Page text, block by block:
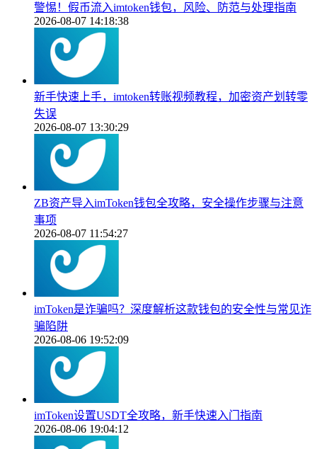
警惕！假币流入imtoken钱包，风险、防范与处理指南
2026-08-07 14:18:38
新手快速上手，imtoken转账视频教程，加密资产划转零
失误
2026-08-07 13:30:29
ZB资产导入imToken钱包全攻略，安全操作步骤与注意
事项
2026-08-07 11:54:27
imToken是诈骗吗？深度解析这款钱包的安全性与常见诈
骗陷阱
2026-08-06 19:52:09
imToken设置USDT全攻略，新手快速入门指南
2026-08-06 19:04:12